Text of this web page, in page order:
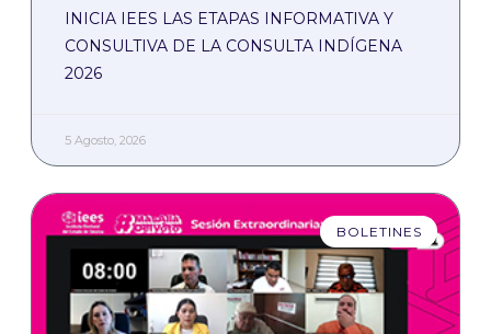
INICIA IEES LAS ETAPAS INFORMATIVA Y
CONSULTIVA DE LA CONSULTA INDÍGENA
2026
5 Agosto, 2026
BOLETINES